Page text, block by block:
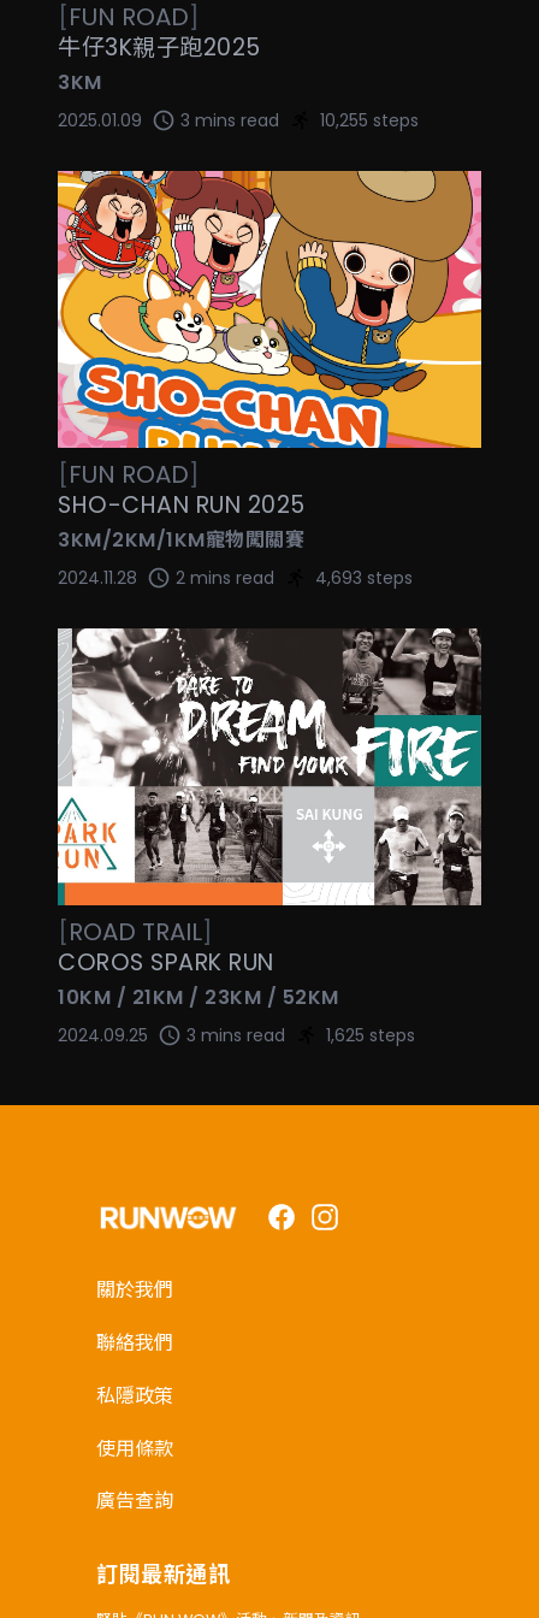
[FUN ROAD]
牛仔3K親子跑2025
3KM
2025.01.09 3 mins read 10,255 steps
[FUN ROAD]
SHO-CHAN RUN 2025
3KM/2KM/1KM寵物闖關賽
2024.11.28 2 mins read 4,693 steps
[ROAD TRAIL]
COROS SPARK RUN
10KM / 21KM / 23KM / 52KM
2024.09.25 3 mins read 1,625 steps
FacebookInstagram
關於我們
聯絡我們
私隱政策
使用條款
廣告查詢
訂閱最新通訊